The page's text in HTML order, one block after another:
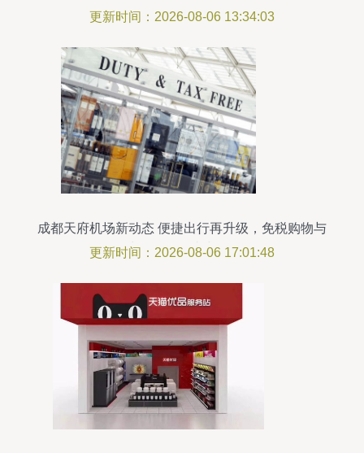
积极信号
更新时间：2026-08-06 13:34:03
成都天府机场新动态 便捷出行再升级，免税购物与
鞋帽零售一站式体验
更新时间：2026-08-06 17:01:48